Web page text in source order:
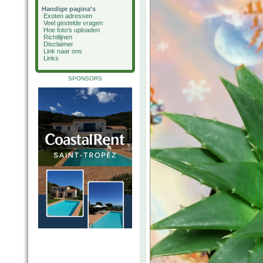
Handige pagina's
Exoten adressen
Veel gestelde vragen
Hoe foto's uploaden
Richtlijnen
Disclaimer
Link naar ons
Links
SPONSORS